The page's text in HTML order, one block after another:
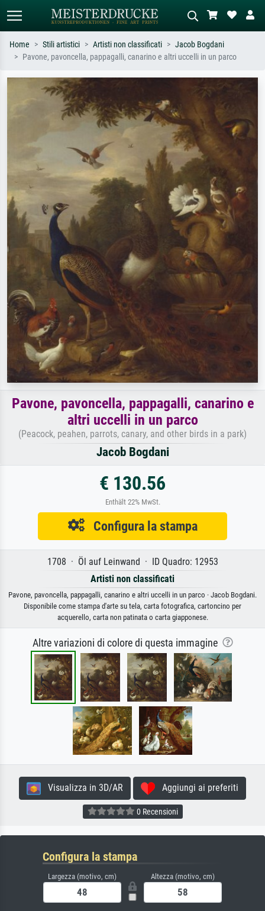
Cerca per artista, titolo o stile – es.
Monet, Notte stellata,
Impressionismo, onda di Hokusai,
nudo.
Descrivi la scena – es. prato verde,
astratto con molto rosso, dipinto a
olio scuro, nudo in piedi vicino a un
albero.
Home Stili artistici Artisti non classificati
Jacob Bogdani
Pavone, pavoncella, pappagalli, canarino e altri uccelli in un parco
Pavone, pavoncella, pappagalli, canarino e
altri uccelli in un parco
(Peacock, peahen, parrots, canary, and other birds in a park)
Jacob Bogdani
€ 130.56
Enthält 22% MwSt.
Configura la stampa
1708 · Öl auf Leinwand · ID Quadro: 12953
Artisti non classificati
Pavone, pavoncella, pappagalli, canarino e altri uccelli in un parco · Jacob Bogdani.
Disponibile come stampa d'arte su tela, carta fotografica, cartoncino per
acquerello, carta non patinata o carta giapponese.
Altre variazioni di colore di questa immagine
Visualizza in 3D/AR Aggiungi ai preferiti
0 Recensioni
Configura la stampa
Largezza (motivo, cm) Altezza (motivo, cm)